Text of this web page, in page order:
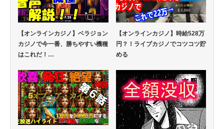
【オンラインカジノ】ベラジョン
カジノで今一番、勝ちやすい機種
はこれだ！…
【オンラインカジノ】時給528万
円？！ライブカジノでコツコツ貯
める